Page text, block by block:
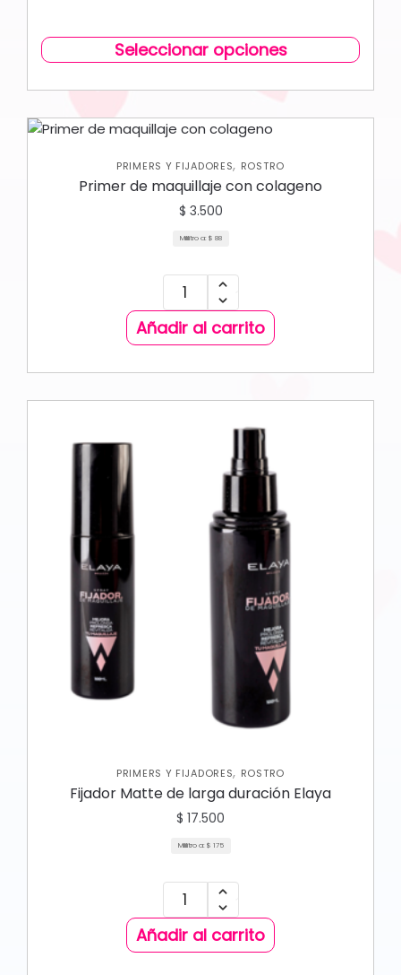
Seleccionar opciones
PRIMERS Y FIJADORES, ROSTRO
Primer de maquillaje con colageno
$ 3.500
Mililitro a: $ 88
Añadir al carrito
PRIMERS Y FIJADORES, ROSTRO
Fijador Matte de larga duración Elaya
$ 17.500
Mililitro a: $ 175
Añadir al carrito